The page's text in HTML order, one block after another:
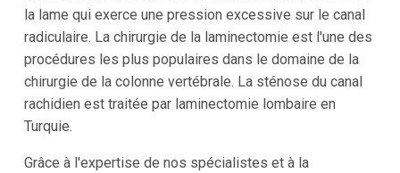
la lame qui exerce une pression excessive sur le canal
radiculaire. La chirurgie de la laminectomie est l'une des
procédures les plus populaires dans le domaine de la
chirurgie de la colonne vertébrale. La sténose du canal
rachidien est traitée par laminectomie lombaire en
Turquie.
Grâce à l'expertise de nos spécialistes et à la